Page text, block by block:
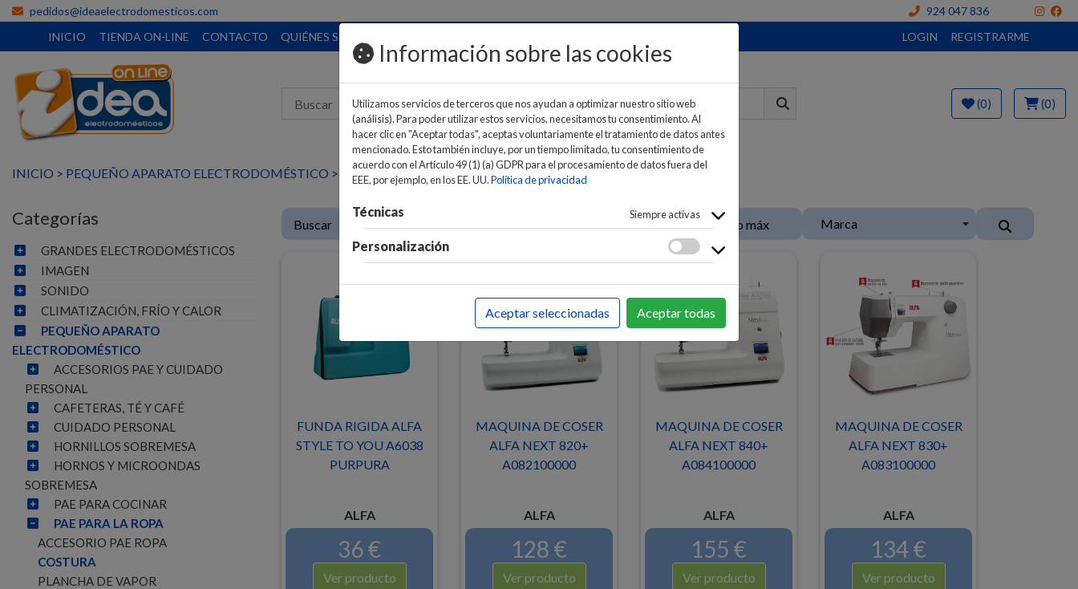
pedidos@ideaelectrodomesticos.com
924 047 836
INICIO
TIENDA ON-LINE CONTACTO QUIÉNES SOMOS LOGIN REGISTRARME
(0) (0)
INICIO > PEQUEÑO APARATO ELECTRODOMÉSTICO > PAE PARA LA ROPA >COSTURA
Categorías
GRANDES ELECTRODOMÉSTICOS
IMAGEN
SONIDO
CLIMATIZACIÓN, FRÍO Y CALOR
PEQUEÑO APARATO
ELECTRODOMÉSTICO
ACCESORIOS PAE Y CUIDADO
PERSONAL
CAFETERAS, TÉ Y CAFÉ
CUIDADO PERSONAL
HORNILLOS SOBREMESA
HORNOS Y MICROONDAS
SOBREMESA
PAE PARA COCINAR
PAE PARA LA ROPA
ACCESORIO PAE ROPA
COSTURA
PLANCHA DE VAPOR
Marca
FUNDA RIGIDA ALFA
STYLE TO YOU A6038
PURPURA
ALFA
36 €
Ver producto
MAQUINA DE COSER
ALFA NEXT 820+
A082100000
ALFA
128 €
Ver producto
MAQUINA DE COSER
ALFA NEXT 840+
A084100000
ALFA
155 €
Ver producto
MAQUINA DE COSER
ALFA NEXT 830+
A083100000
ALFA
134 €
Ver producto
Información sobre las cookies
Utilizamos servicios de terceros que nos ayudan a optimizar nuestro sitio web
(análisis). Para poder utilizar estos servicios, necesitamos tu consentimiento. Al
hacer clic en "Aceptar todas", aceptas voluntariamente el tratamiento de datos antes
mencionado. Esto también incluye, por un tiempo limitado, tu consentimiento de
acuerdo con el Artículo 49 (1) (a) GDPR para el procesamiento de datos fuera del
EEE, por ejemplo, en los EE. UU.Política de privacidad
Técnicas Siempre activas
Personalización
Aceptar seleccionadas Aceptar todas